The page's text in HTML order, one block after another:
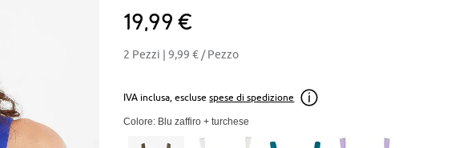
19 99 €
2 Pezzi |9,99 € / Pezzo
IVA inclusa, escluse spese di spedizione
Colore: Blu zaffiro + turchese